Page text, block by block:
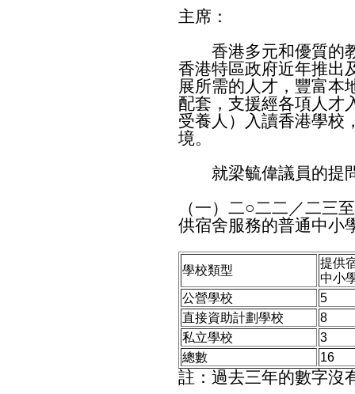
主席：
香港多元和優質的教
香港特區政府近年推出
展所需的人才，豐富本
配套，支援經各項人才
受養人）入讀香港學校
境。
就梁毓偉議員的提
（一）二○二二／二三
供宿舍服務的普通中小
學校類型
提供
中小
公營學校
5
直接資助計劃學校
8
私立學校
3
總數
16
註：過去三年的數字沒